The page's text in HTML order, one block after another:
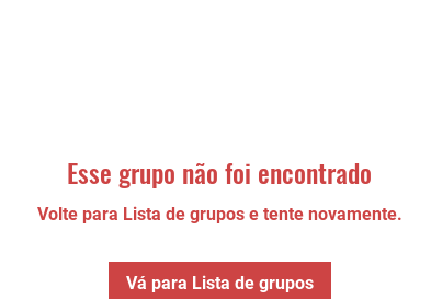
Esse grupo não foi encontrado
Volte para Lista de grupos e tente novamente.
Vá para Lista de grupos